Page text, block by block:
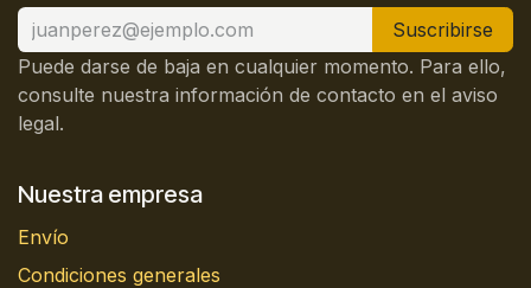
Suscribirse
Puede darse de baja en cualquier momento. Para ello,
consulte nuestra información de contacto en el aviso
legal.
Nuestra empresa
Envío
Condiciones generales